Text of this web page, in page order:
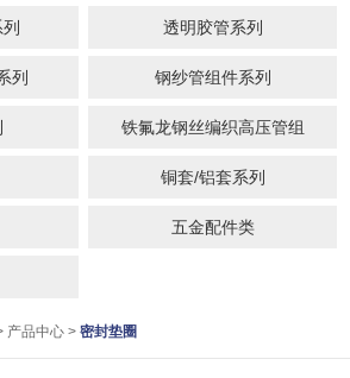
透明胶管系列
列 钢纱管组件系列
铁氟龙钢丝编织高压管组
铜套/铝套系列
五金配件类
产品中心 >密封垫圈